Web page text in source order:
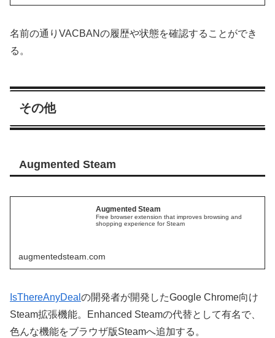
名前の通りVACBANの履歴や状態を確認することができ
る。
その他
Augmented Steam
Augmented Steam
Free browser extension that improves browsing and
shopping experience for Steam
augmentedsteam.com
IsThereAnyDeal の開発者が開発したGoogle Chrome向け
Steam拡張機能。Enhanced Steamの代替として有名で、
色んな機能をブラウザ版Steamへ追加する。